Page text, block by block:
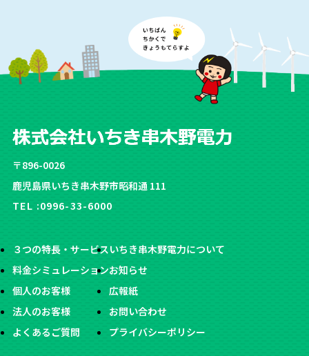
〒896-0026
鹿児島県いちき串木野市昭和通 111
TEL :0996-33-6000
３つの特長・サービス
料金シミュレーション
個人のお客様
法人のお客様
よくあるご質問
いちき串木野電力について
お知らせ
広報紙
お問い合わせ
プライバシーポリシー